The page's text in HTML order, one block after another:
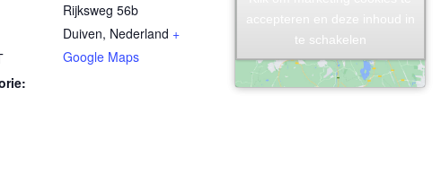
Rijksweg 56b
Duiven, Nederland +
Google Maps
accepteren en deze inhoud in
te schakelen
accepteren en deze inhoud in
te schakelen